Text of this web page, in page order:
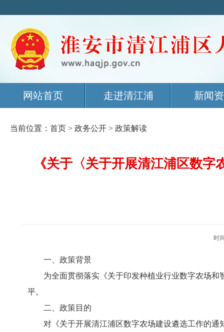
网站首页 走进清江浦 新闻
当前位置： 首页 > 政务公开 > 政策解读
《关于〈关于开展清江浦区数
时
一、政策背景
为全面贯彻落实《关于印发种植业行业数字农场
平。
二、政策目的
对《关于开展清江浦区数字农场建设遴选工作的